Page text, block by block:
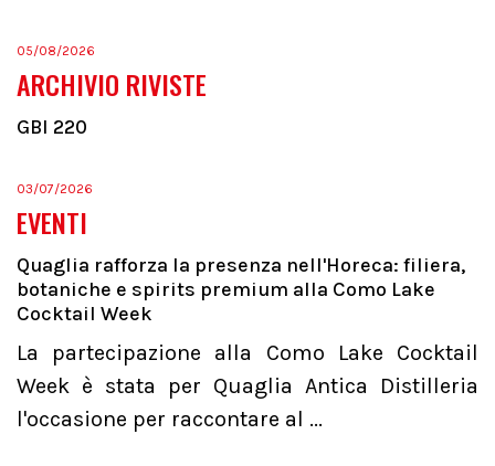
05/08/2026
ARCHIVIO RIVISTE
GBI 220
03/07/2026
EVENTI
Quaglia rafforza la presenza nell'Horeca: filiera,
botaniche e spirits premium alla Como Lake
Cocktail Week
La partecipazione alla Como Lake Cocktail
Week è stata per Quaglia Antica Distilleria
l'occasione per raccontare al ...